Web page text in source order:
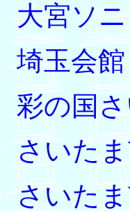
大宮ソ
埼玉会館
彩の国
さいた
さいた